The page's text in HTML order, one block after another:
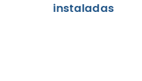
instaladas